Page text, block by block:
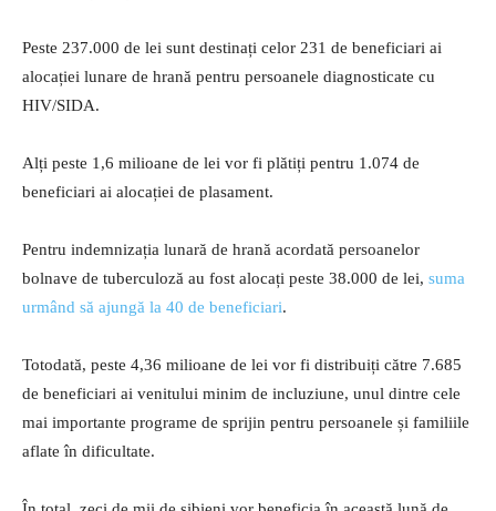
Peste 237.000 de lei sunt destinați celor 231 de beneficiari ai
alocației lunare de hrană pentru persoanele diagnosticate cu
HIV/SIDA.
Alți peste 1,6 milioane de lei vor fi plătiți pentru 1.074 de
beneficiari ai alocației de plasament.
Pentru indemnizația lunară de hrană acordată persoanelor
bolnave de tuberculoză au fost alocați peste 38.000 de lei, suma
urmând să ajungă la 40 de beneficiari.
Totodată, peste 4,36 milioane de lei vor fi distribuiți către 7.685
de beneficiari ai venitului minim de incluziune, unul dintre cele
mai importante programe de sprijin pentru persoanele și familiile
aflate în dificultate.